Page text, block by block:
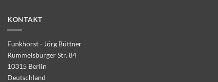
KONTAKT
Funkhorst - Jörg Büttner
Rummelsburger Str. 84
10315 Berlin
Deutschland